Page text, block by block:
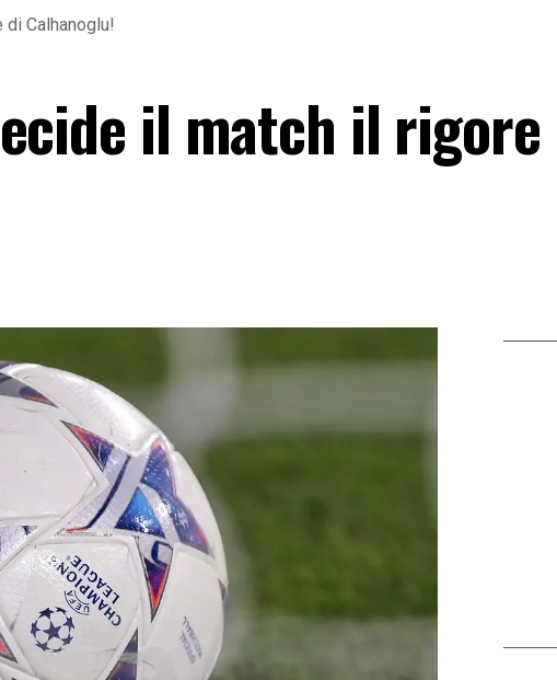
Calhanoglu!
il match il rigore